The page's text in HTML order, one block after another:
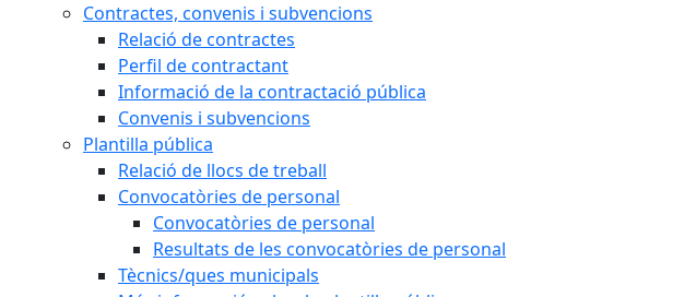
Contractes, convenis i subvencions
Relació de contractes
Perfil de contractant
Informació de la contractació pública
Convenis i subvencions
Plantilla pública
Relació de llocs de treball
Convocatòries de personal
Convocatòries de personal
Resultats de les convocatòries de personal
Tècnics/ques municipals